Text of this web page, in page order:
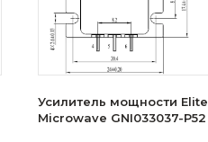
Усилитель мощности Elite
Microwave GNI033037-P52